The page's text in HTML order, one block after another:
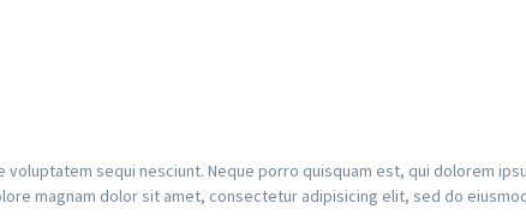
voluptatem sequi nesciunt. Neque porro quisquam est, qui dolorem
magnam dolor sit amet, consectetur adipisicing elit, sed do